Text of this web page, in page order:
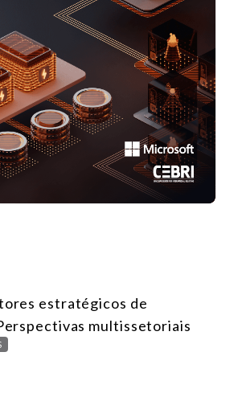
estratégicos de
multissetoriais